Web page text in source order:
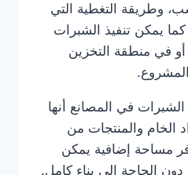
وطريقة التغطية التي
يمكن تنفيذ الشبرات
في منطقة التخزين
في المصانع أنها
الخام والمنتجات من
مساحة إضافية يمكن
الحاجة إلى بناء كامل.